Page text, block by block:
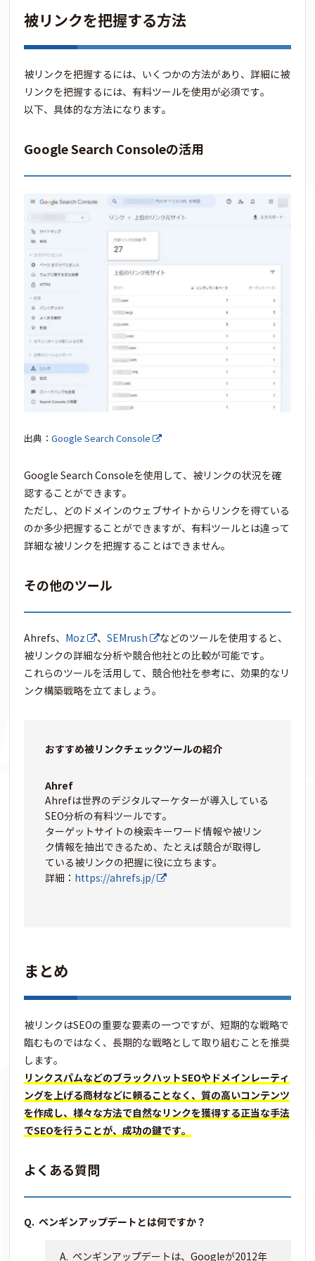
被リンクを把握する方法
被リンクを把握するには、いくつかの方法があり、詳細に被
リンクを把握するには、有料ツールを使用が必須です。
以下、具体的な方法になります。
Google Search Consoleの活用
出典：Google Search Console
Google Search Consoleを使用して、被リンクの状況を確
認することができます。
ただし、どのドメインのウェブサイトからリンクを得ている
のか多少把握することができますが、有料ツールとは違って
詳細な被リンクを把握することはできません。
その他のツール
Ahrefs、 Moz 、SEMrush
などのツールを使用すると、
被リンクの詳細な分析や競合他社との比較が可能です。
これらのツールを活用して、競合他社を参考に、効果的なリ
ンク構築戦略を立てましょう。
おすすめ被リンクチェックツールの紹介
Ahref
Ahrefは世界のデジタルマーケターが導入している
SEO分析の有料ツールです。
ターゲットサイトの検索キーワード情報や被リン
ク情報を抽出できるため、たとえば競合が取得し
ている被リンクの把握に役に立ちます。
詳細： https://ahrefs.jp/
まとめ
被リンクはSEOの重要な要素の一つですが、短期的な戦略で
臨むものではなく、長期的な戦略として取り組むことを推奨
します。
リンクスパムなどのブラックハットSEOやドメインレーティ
ングを上げる商材などに頼ることなく、質の高いコンテンツ
を作成し、様々な方法で自然なリンクを獲得する正当な手法
でSEOを行うことが、成功の鍵です。
よくある質問
ペンギンアップデートとは何ですか？
ペンギンアップデートは、Googleが2012年